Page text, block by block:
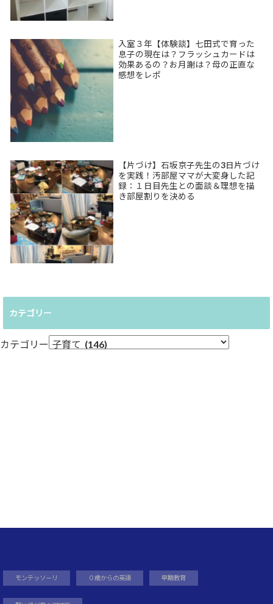
入室３年【体験談】七田式で育った
息子の現在は？フラッシュカードは
効果あるの？お月謝は？母の正直な
感想をレポ
【片づけ】石坂京子先生の3日片づけ
を実践！汚部屋ママが大変身した記
録：１日目先生との面談＆理想を描
き部屋割りを決める
カテゴリー
カテゴリー
モンテッソーリ ０歳からの英語 早期教育